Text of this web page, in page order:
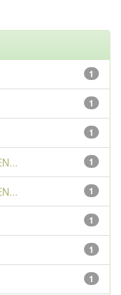
1
1
1
1
1
1
1
1